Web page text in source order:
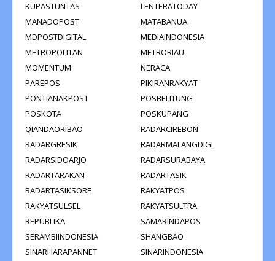
KUPASTUNTAS
LENTERATODAY
MANADOPOST
MATABANUA
MDPOSTDIGITAL
MEDIAINDONESIA
METROPOLITAN
METRORIAU
MOMENTUM
NERACA
PAREPOS
PIKIRANRAKYAT
PONTIANAKPOST
POSBELITUNG
POSKOTA
POSKUPANG
QIANDAORIBAO
RADARCIREBON
RADARGRESIK
RADARMALANGDIGI
RADARSIDOARJO
RADARSURABAYA
RADARTARAKAN
RADARTASIK
RADARTASIKSORE
RAKYATPOS
RAKYATSULSEL
RAKYATSULTRA
REPUBLIKA
SAMARINDAPOS
SERAMBIINDONESIA
SHANGBAO
SINARHARAPANNET
SINARINDONESIA